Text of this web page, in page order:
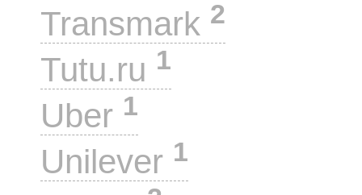
Transmark 2
Tutu.ru 1
Uber 1
Unilever 1